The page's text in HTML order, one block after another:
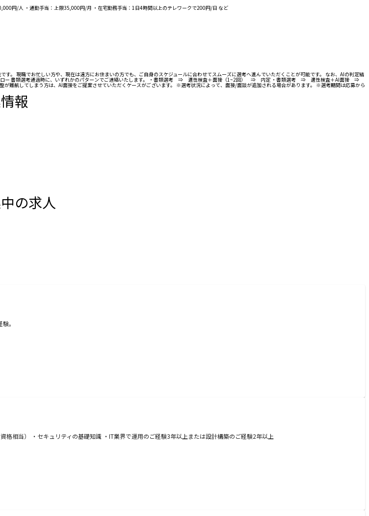
勤手当：上限35,000円/月 ・在宅勤務手当：1日4時間以上のテレワークで200円/日 など
現職でお忙しい方や、現在は遠方にお住まいの方でも、ご自身のスケジュールに合わせてスムーズに選考へ進んでいただくことが可能です。 なお、AIの判定結
フロー 書類選考通過時に、いずれかのパターンでご連絡いたします。 ・書類選考 ⇒ 適性検査＋面接（1~2回） ⇒ 内定 ・書類選考 ⇒ 適性検査＋AI面接 ⇒
航してしまう方は、AI面接をご提案させていただくケースがございます。 ※選考状況によって、面接/面談が追加される場合があります。 ※選考期間は応募から
報
の求人
。
相当） ・セキュリティの基礎知識 ・IT業界で運用のご経験3年以上または設計構築のご経験2年以上